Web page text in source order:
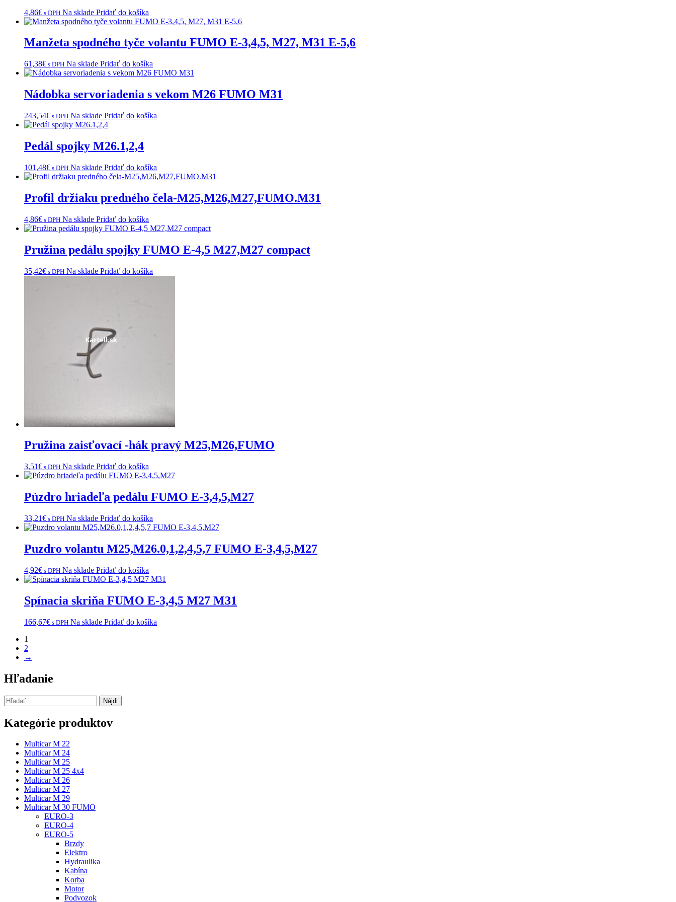
4,86€ s DPH Na sklade Pridať do košíka
Manžeta spodného tyče volantu FUMO E-3,4,5, M27, M31 E-5,6
61,38€ s DPH Na sklade Pridať do košíka
Nádobka servoriadenia s vekom M26 FUMO M31
243,54€ s DPH Na sklade Pridať do košíka
Pedál spojky M26.1,2,4
101,48€ s DPH Na sklade Pridať do košíka
Profil držiaku predného čela-M25,M26,M27,FUMO.M31
4,86€ s DPH Na sklade Pridať do košíka
Pružina pedálu spojky FUMO E-4,5 M27,M27 compact
35,42€ s DPH Na sklade Pridať do košíka
Pružina zaisťovací -hák pravý M25,M26,FUMO
3,51€ s DPH Na sklade Pridať do košíka
Púzdro hriadeľa pedálu FUMO E-3,4,5,M27
33,21€ s DPH Na sklade Pridať do košíka
Puzdro volantu M25,M26.0,1,2,4,5,7 FUMO E-3,4,5,M27
4,92€ s DPH Na sklade Pridať do košíka
Spínacia skriňa FUMO E-3,4,5 M27 M31
166,67€ s DPH Na sklade Pridať do košíka
1
2
→
Hľadanie
Hľadať:
Kategórie produktov
Multicar M 22
Multicar M 24
Multicar M 25
Multicar M 25 4x4
Multicar M 26
Multicar M 27
Multicar M 29
Multicar M 30 FUMO
EURO-3
EURO-4
EURO-5
Brzdy
Elektro
Hydraulika
Kabína
Korba
Motor
Podvozok